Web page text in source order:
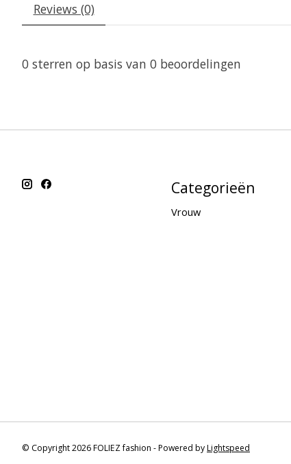
Reviews (0)
0 sterren op basis van 0 beoordelingen
Categorieën
Vrouw
© Copyright 2026 FOLIEZ fashion - Powered byLightspeed